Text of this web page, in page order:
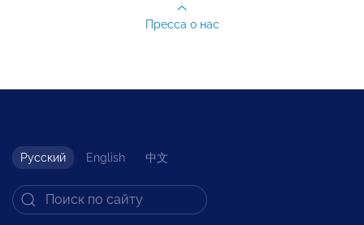
Пресса о нас
Русский English 中文